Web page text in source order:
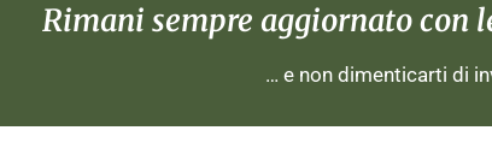
Rimani sempre aggiornato con
… e non dimenticarti di